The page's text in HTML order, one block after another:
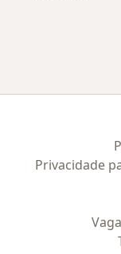
Privacidade